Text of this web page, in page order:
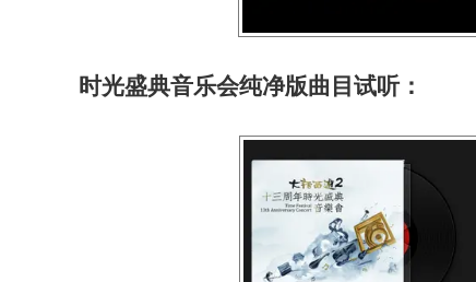
时光盛典音乐会纯净版曲目试听：